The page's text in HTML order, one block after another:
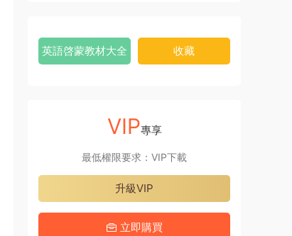
英語啓蒙教材大全 收藏
VIP專享
最低權限要求：VIP下載
升級VIP
立即購買